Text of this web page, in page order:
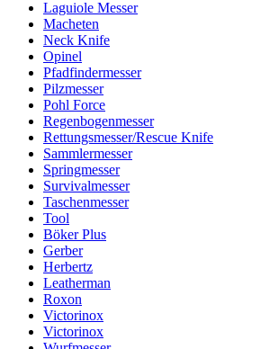
Laguiole Messer
Macheten
Neck Knife
Opinel
Pfadfindermesser
Pilzmesser
Pohl Force
Regenbogenmesser
Rettungsmesser/Rescue Knife
Sammlermesser
Springmesser
Survivalmesser
Taschenmesser
Tool
Böker Plus
Gerber
Herbertz
Leatherman
Roxon
Victorinox
Victorinox